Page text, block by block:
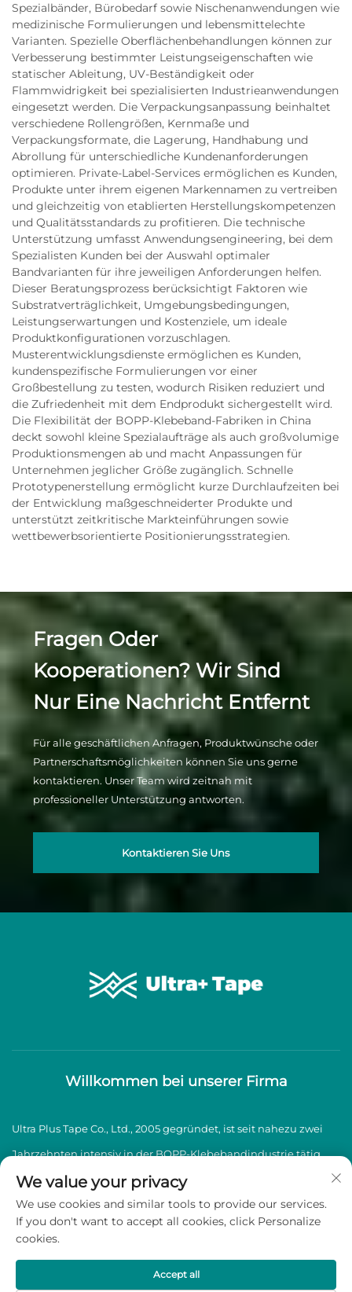
Spezialbänder, Bürobedarf sowie Nischenanwendungen wie
medizinische Formulierungen und lebensmittelechte
Varianten. Spezielle Oberflächenbehandlungen können zur
Verbesserung bestimmter Leistungseigenschaften wie
statischer Ableitung, UV-Beständigkeit oder
Flammwidrigkeit bei spezialisierten Industrieanwendungen
eingesetzt werden. Die Verpackungsanpassung beinhaltet
verschiedene Rollengrößen, Kernmaße und
Verpackungsformate, die Lagerung, Handhabung und
Abrollung für unterschiedliche Kundenanforderungen
optimieren. Private-Label-Services ermöglichen es Kunden,
Produkte unter ihrem eigenen Markennamen zu vertreiben
und gleichzeitig von etablierten Herstellungskompetenzen
und Qualitätsstandards zu profitieren. Die technische
Unterstützung umfasst Anwendungsengineering, bei dem
Spezialisten Kunden bei der Auswahl optimaler
Bandvarianten für ihre jeweiligen Anforderungen helfen.
Dieser Beratungsprozess berücksichtigt Faktoren wie
Substratverträglichkeit, Umgebungsbedingungen,
Leistungserwartungen und Kostenziele, um ideale
Produktkonfigurationen vorzuschlagen.
Musterentwicklungsdienste ermöglichen es Kunden,
kundenspezifische Formulierungen vor einer
Großbestellung zu testen, wodurch Risiken reduziert und
die Zufriedenheit mit dem Endprodukt sichergestellt wird.
Die Flexibilität der BOPP-Klebeband-Fabriken in China
deckt sowohl kleine Spezialaufträge als auch großvolumige
Produktionsmengen ab und macht Anpassungen für
Unternehmen jeglicher Größe zugänglich. Schnelle
Prototypenerstellung ermöglicht kurze Durchlaufzeiten bei
der Entwicklung maßgeschneiderter Produkte und
unterstützt zeitkritische Markteinführungen sowie
wettbewerbsorientierte Positionierungsstrategien.
Fragen Oder
Kooperationen? Wir Sind
Nur Eine Nachricht Entfernt
Für alle geschäftlichen Anfragen, Produktwünsche oder
Partnerschaftsmöglichkeiten können Sie uns gerne
kontaktieren. Unser Team wird zeitnah mit
professioneller Unterstützung antworten.
Kontaktieren Sie Uns
Willkommen bei unserer Firma
Ultra Plus Tape Co., Ltd., 2005 gegründet, ist seit nahezu zwei
Jahrzehnten intensiv in der BOPP-Klebebandindustrie tätig
und spezialisiert auf die Herstellung und den Vertrieb von
hochwertigen BOPP-Klebebändern.
vorbehalten - Datenschutzrichtlinie
We value your privacy
We use cookies and similar tools to provide our services.
If you don't want to accept all cookies, click Personalize
cookies.
Accept all